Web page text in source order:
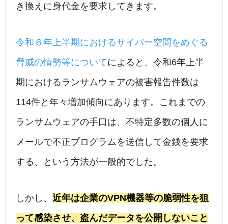
き換えに身代金を要求してきます。
令和６年上半期におけるサイバー空間をめぐる
脅威の情勢等についてによると、令和6年上半
期におけるランサムウェアの被害報告件数は
114件と年々増加傾向にあります。これまでの
ランサムウェアの手口は、不特定多数の個人に
メールで不正プログラムを送信して金銭を要求
する、という方法が一般的でした。
しかし、 近年は企業のVPN機器等の脆弱性を狙
って感染させ、盗んだデータを公開しないこと